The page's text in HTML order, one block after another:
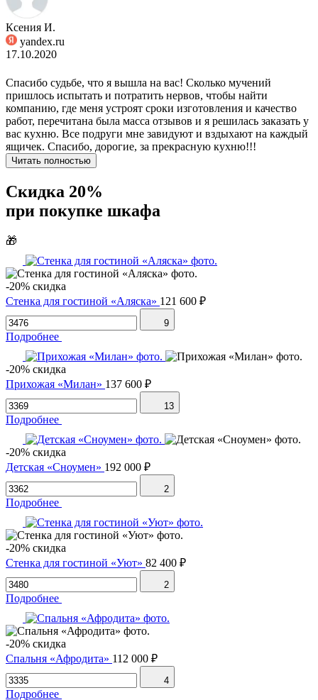
Ксения И.
yandex.ru
17.10.2020
Спасибо судьбе, что я вышла на вас! Сколько мучений
пришлось испытать и потратить нервов, чтобы найти
компанию, где меня устроят сроки изготовления и качество
работ, перечитана была масса отзывов и я решилась заказать у
вас кухню. Все подруги мне завидуют и вздыхают на каждый
ящичек. Спасибо, дорогие, за прекрасную кухню!!!
Читать полностью
Скидка 20%
при покупке шкафа
🎁
-20% скидка
Стенка для гостиной «Аляска» 121 600 ₽
9
Подробнее
-20% скидка
Прихожая «Милан» 137 600 ₽
13
Подробнее
-20% скидка
Детская «Сноумен» 192 000 ₽
2
Подробнее
-20% скидка
Стенка для гостиной «Уют» 82 400 ₽
2
Подробнее
-20% скидка
Спальня «Афродита» 112 000 ₽
4
Подробнее